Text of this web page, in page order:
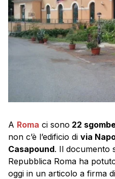
A Roma ci sono 22
non c’è l’edificio di via
Casapound. Il documento
Repubblica Roma ha
oggi in un articolo a firma di